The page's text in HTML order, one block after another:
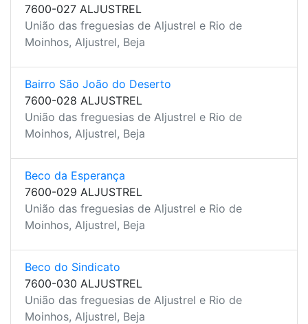
7600-027 ALJUSTREL
União das freguesias de Aljustrel e Rio de
Moinhos, Aljustrel, Beja
Bairro São João do Deserto
7600-028 ALJUSTREL
União das freguesias de Aljustrel e Rio de
Moinhos, Aljustrel, Beja
Beco da Esperança
7600-029 ALJUSTREL
União das freguesias de Aljustrel e Rio de
Moinhos, Aljustrel, Beja
Beco do Sindicato
7600-030 ALJUSTREL
União das freguesias de Aljustrel e Rio de
Moinhos, Aljustrel, Beja